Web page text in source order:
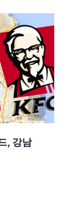
, 강남